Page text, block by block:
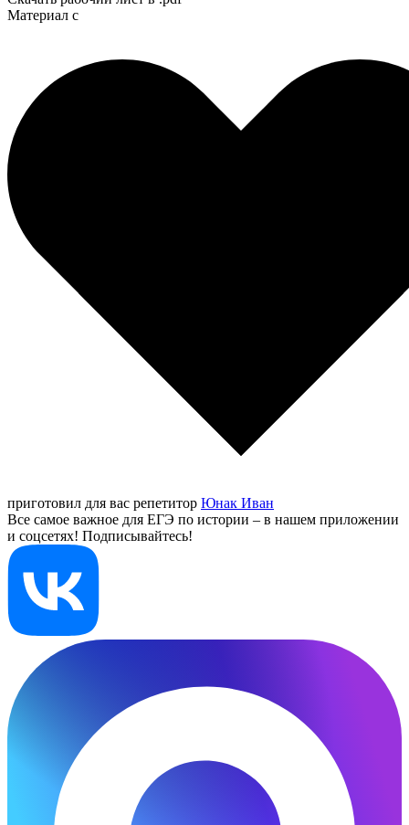
Материал с
приготовил для вас репетитор Юнак Иван
Все самое важное для ЕГЭ по истории – в нашем приложении
и соцсетях! Подписывайтесь!